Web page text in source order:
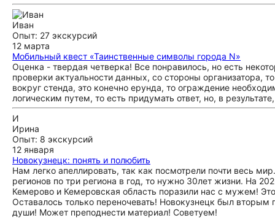
Иван
Опыт: 27 экскурсий
12 марта
Мобильный квест «Таинственные символы города N»
Оценка - твердая четверка! Все понравилось, но есть
проверки актуальности данных, со стороны организатора,
вокруг стенда, это конечно ерунда, то ограждение
логическим путем, то есть придумать ответ, но, в
И
Ирина
Опыт: 8 экскурсий
12 января
Новокузнецк: понять и полюбить
Нам легко апеллировать, так как посмотрели почти весь
регионов по три региона в год, то нужно 30лет жизни. На
Кемерово и Кемеровская область поразили нас с мужем!
Оставалось только переночевать! Новокузнецк был
души! Может преподнести материал! Советуем!